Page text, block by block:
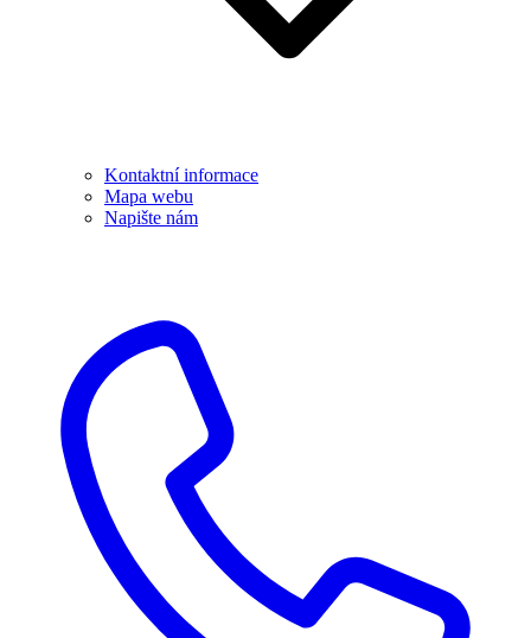
Kontaktní informace
Mapa webu
Napište nám